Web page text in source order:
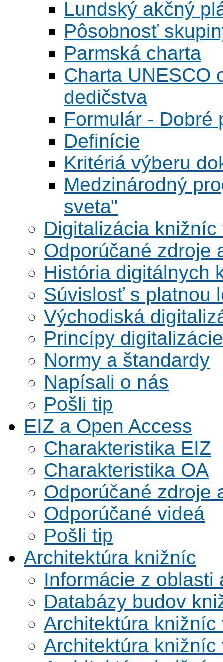
Lundský akčný
Pôsobnosť
Parmská charta
Charta UNESCO
dedičstva
Formulár - Dobré
Definície
Kritériá výberu
Medzinárodný
sveta"
Digitalizácia knižníc
Odporúčané zdroje
História digitálnych
Súvislosť s platnou
Východiská
Princípy digitalizácie
Normy a štandardy
Napísali o nás
Pošli tip
EIZ a Open Access
Charakteristika EIZ
Charakteristika OA
Odporúčané zdroje
Odporúčané videá
Pošli tip
Architektúra knižníc
Informácie z oblasti
Databázy budov
Architektúra knižníc
Architektúra knižníc